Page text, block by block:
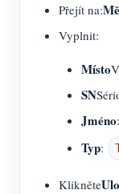
Přejít na:
Vyplnit:
Místo
SN
Jméno
Typ:
Klikněte